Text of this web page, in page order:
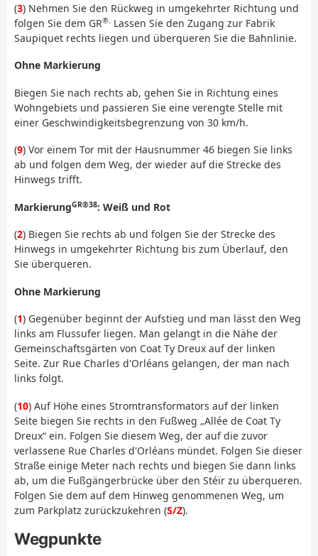
(3) Nehmen Sie den Rückweg in umgekehrter Richtung und
folgen Sie dem GR®. Lassen Sie den Zugang zur Fabrik
Saupiquet rechts liegen und überqueren Sie die Bahnlinie.
Ohne Markierung
Biegen Sie nach rechts ab, gehen Sie in Richtung eines
Wohngebiets und passieren Sie eine verengte Stelle mit
einer Geschwindigkeitsbegrenzung von 30 km/h.
(9) Vor einem Tor mit der Hausnummer 46 biegen Sie links
ab und folgen dem Weg, der wieder auf die Strecke des
Hinwegs trifft.
MarkierungGR®38: Weiß und Rot
(2) Biegen Sie rechts ab und folgen Sie der Strecke des
Hinwegs in umgekehrter Richtung bis zum Überlauf, den
Sie überqueren.
Ohne Markierung
(1) Gegenüber beginnt der Aufstieg und man lässt den Weg
links am Flussufer liegen. Man gelangt in die Nähe der
Gemeinschaftsgärten von Coat Ty Dreux auf der linken
Seite. Zur Rue Charles d'Orléans gelangen, der man nach
links folgt.
(10) Auf Höhe eines Stromtransformators auf der linken
Seite biegen Sie rechts in den Fußweg „Allée de Coat Ty
Dreux“ ein. Folgen Sie diesem Weg, der auf die zuvor
verlassene Rue Charles d'Orléans mündet. Folgen Sie dieser
Straße einige Meter nach rechts und biegen Sie dann links
ab, um die Fußgängerbrücke über den Stéïr zu überqueren.
Folgen Sie dem auf dem Hinweg genommenen Weg, um
zum Parkplatz zurückzukehren (S/Z).
Wegpunkte